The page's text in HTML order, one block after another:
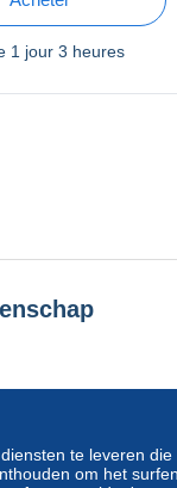
1 jour 3 heures
te leveren
om het